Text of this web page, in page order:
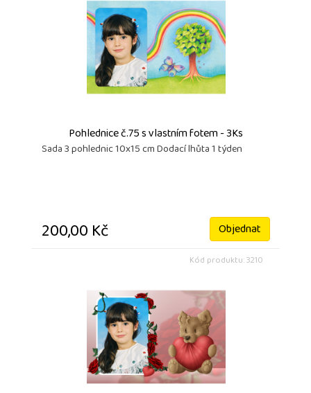
Pohlednice č.75 s vlastním fotem - 3Ks
Sada 3 pohlednic 10x15 cm Dodací lhůta 1 týden
200,00 Kč Objednat
Kód produktu: 3210